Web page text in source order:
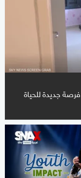
جديدة للحياة